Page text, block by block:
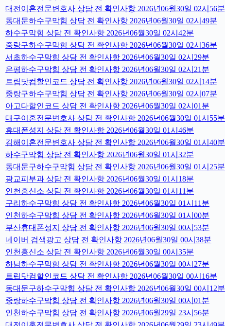
대전이혼전문변호사 상담 전 확인사항 2026년06월30일 02시56분
동대문하수구막힘 상담 전 확인사항 2026년06월30일 02시49분
하수구막힘 상담 전 확인사항 2026년06월30일 02시42분
중랑구하수구막힘 상담 전 확인사항 2026년06월30일 02시36분
서초하수구막힘 상담 전 확인사항 2026년06월30일 02시29분
은평하수구막힘 상담 전 확인사항 2026년06월30일 02시21분
트립닷컴할인코드 상담 전 확인사항 2026년06월30일 02시14분
중랑구하수구막힘 상담 전 확인사항 2026년06월30일 02시07분
아고다할인코드 상담 전 확인사항 2026년06월30일 02시01분
대구이혼전문변호사 상담 전 확인사항 2026년06월30일 01시55분
휴대폰성지 상담 전 확인사항 2026년06월30일 01시46분
김해이혼전문변호사 상담 전 확인사항 2026년06월30일 01시40분
하수구막힘 상담 전 확인사항 2026년06월30일 01시32분
동대문구하수구막힘 상담 전 확인사항 2026년06월30일 01시25분
광교피부과 상담 전 확인사항 2026년06월30일 01시18분
인천흥신소 상담 전 확인사항 2026년06월30일 01시11분
구리하수구막힘 상담 전 확인사항 2026년06월30일 01시11분
인천하수구막힘 상담 전 확인사항 2026년06월30일 01시00분
부산휴대폰성지 상담 전 확인사항 2026년06월30일 00시53분
네이버 검색광고 상담 전 확인사항 2026년06월30일 00시38분
인천흥신소 상담 전 확인사항 2026년06월30일 00시35분
하남하수구막힘 상담 전 확인사항 2026년06월30일 00시27분
트립닷컴할인코드 상담 전 확인사항 2026년06월30일 00시16분
동대문구하수구막힘 상담 전 확인사항 2026년06월30일 00시12분
중랑하수구막힘 상담 전 확인사항 2026년06월30일 00시01분
인천하수구막힘 상담 전 확인사항 2026년06월29일 23시56분